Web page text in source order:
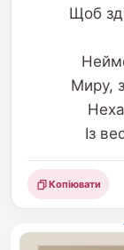
Щоб
Миру,
Із
Поділитися
Копіювати